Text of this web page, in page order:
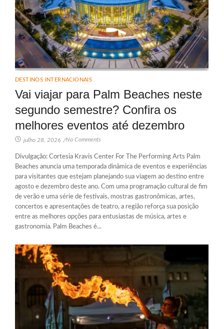
DESTINOS INTERNACIONAIS
Vai viajar para Palm Beaches neste
segundo semestre? Confira os
melhores eventos até dezembro
julho 28, 2026 /No Comments
Divulgação: Cortesia Kravis Center For The Performing Arts Palm
Beaches anuncia uma temporada dinâmica de eventos e experiências
para visitantes que estejam planejando sua viagem ao destino entre
agosto e dezembro deste ano. Com uma programação cultural de fim
de verão e uma série de festivais, mostras gastronômicas, artes,
concertos e apresentações de teatro, a região reforça sua posição
entre as melhores opções para entusiastas de música, artes e
gastronomia. Palm Beaches é...